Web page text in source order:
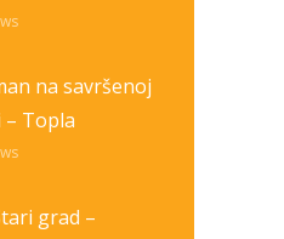
na savršenoj
– Topla
grad –